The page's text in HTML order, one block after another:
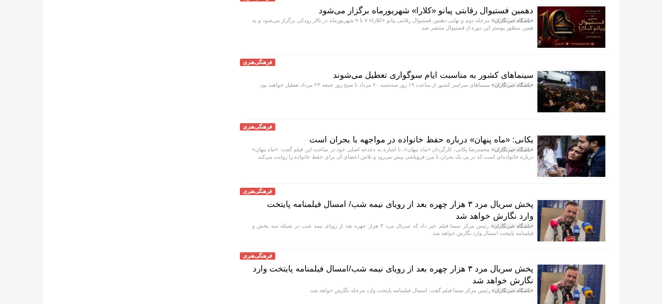
دهمین فستیوال رقابتی پیانو «کلارا» شهریورماه برگزار می‌شود
«باشگاه خبرنگاران»
مرحله دوم و نهایی دهمین فستیوال رقابتی پیانو «کلارا» ۷ تا ۹ شهریورماه در تالار رودکی برگزار می‌شود و به
همین منظور پوستر این دوره از فستیوال منتشر شد.
فرهنگی‌هنری
سینماهای کشور به مناسبت ایام سوگواری تعطیل می‌شوند
«باشگاه خبرنگاران» سینماهای سراسر کشور از ساعت ۱۹ روز سه‌شنبه ۲۰ مرداد تا صبح روز جمعه ۲۳ مرداد تعطیل خواهند بود.
فرهنگی‌هنری
یکانی: «ماه پنهان» درباره حفظ خانواده در مواجهه با بحران است
«باشگاه خبرنگاران» محمدرضا یکانی، کارگردان «ماه پنهان»، با اشاره به دغدغه اصلی خود در ساخت این فیلم گفت: «ماه پنهان»
درباره خانواده‌ای است که در پی یک بحران تا مرز فروپاشی پیش می‌رود و تلاش اعضای آن برای حفظ خانواده را روایت می‌کند.
فرهنگی‌هنری
پخش سریال مرد ۳ هزار چهره بعد از رویای نیمه شب/ امسال فیلمنامه پایتخت
وارد نگارش خواهد شد
«باشگاه خبرنگاران»
رئیس مرکز سیما فیلم خبر داد که سریال مرد ۳ هزار چهره بعد از رویای نیمه شب در شبکه سه پخش و
فیلمنامه پایتخت امسال وارد نگارش خواهد شد.
فرهنگی‌هنری
پخش سریال مرد ۳ هزار چهره بعد از رویای نیمه شب/امسال فیلمنامه پایتخت وارد
نگارش خواهد شد
«باشگاه خبرنگاران» رئیس مرکز سیما فیلم گفت: امسال فیلمنامه پایتخت وارد مرحله نگارش خواهد شد.